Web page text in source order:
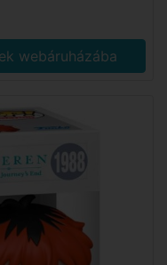
webáruházába